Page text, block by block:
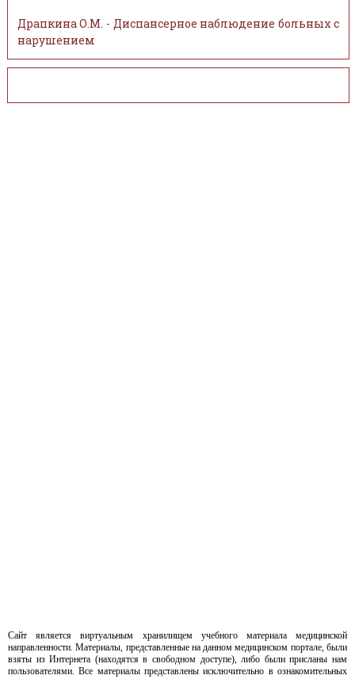
Драпкина О.М. - Диспансерное наблюдение больных с
нарушением
Сайт является виртуальным хранилищем учебного материала медицинской
направленности. Материалы, представленные на данном медицинском портале, были
взяты из Интернета (находятся в свободном доступе), либо были присланы нам
пользователями. Все материалы представлены исключительно в ознакомительных